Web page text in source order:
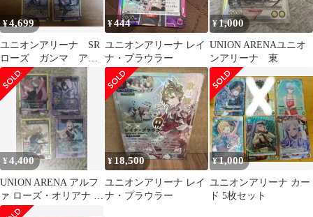
¥4,699
ユニオンアリーナ SR
ローズ ガンマ アレ
クシア クレア アル
ファ
¥444
ユニオンアリーナ レイ
ナ・プラウラー
¥ 1,000
UNION ARENAユニオ
ンアリーナ 東
¥4,400
UNION ARENA アルフ
ァ ローズ・オリアナ 他
4枚セット
¥ 18,500
ユニオンアリーナ レイ
ナ・プラウラー
¥1,000
ユニオンアリーナ カー
ド 5枚セット